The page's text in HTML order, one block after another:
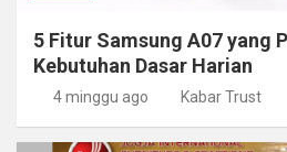
5 Fitur Samsung A07 yang
Kebutuhan Dasar Harian
4 minggu ago Kabar Trust